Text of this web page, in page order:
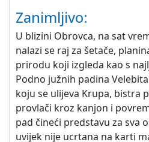
Zanimljivo:
U blizini Obrovca, na sat
nalazi se raj za šetače,
prirodu koji izgleda kao s
Podno južnih padina
koju se ulijeva Krupa, bistra
provlači kroz kanjon i
pad čineći predstavu za sva
uvijek nije ucrtana na karti